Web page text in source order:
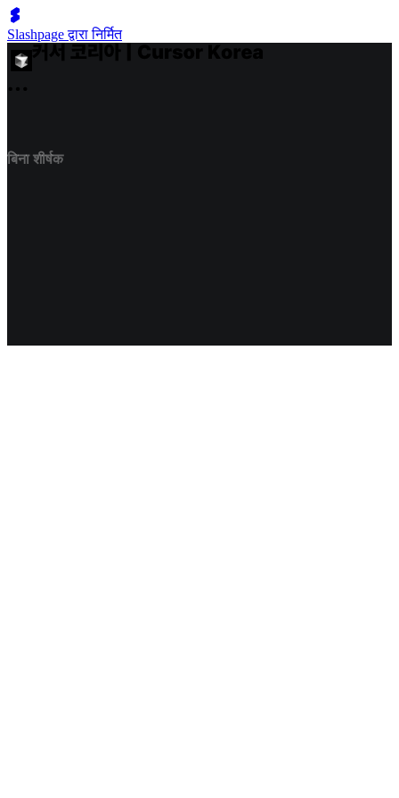
Slashpage द्वारा निर्मित
बिना शीर्षक